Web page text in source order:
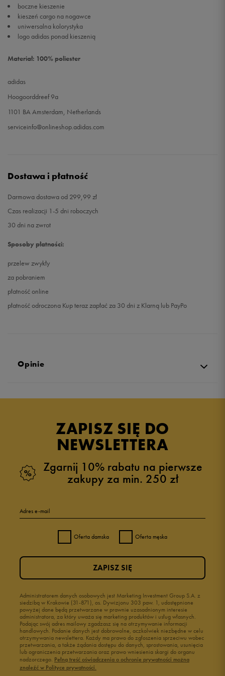
boczne kieszenie
kieszeń cargo na nogawce
uniwersalna kolorystyka
logo adidas ponad kieszenią
Materiał: 100% poliester
adidas
Hoogoorddreef 9a
1101 BA Amsterdam, Netherlands
serviceinfo@onlineshop.adidas.com
Dostawa i płatność
Darmowa dostawa od 299,99 zł
Czas realizacji 1-5 dni roboczych
30 dni na zwrot
Sposoby płatności:
przelew zwykły
za pobraniem
płatność online
płatność odroczona Kup teraz zapłać za 30 dni z Klarną lub PayPo
Opinie
5.0
zebranych i zweryfikowanych przez
4 0%
1 0%
Jak zbieramy opinie?
ZAPISZ SIĘ DO
NEWSLETTERA
Zgarnij 10% rabatu na pierwsze
zakupy za min. 250 zł
Adres e-mail
Oferta damska Oferta męska
Administratorem danych osobowych jest Marketing Investment Group S.A. z
siedzibą w Krakowie (31-871), os. Dywizjonu 303 paw. 1, udostępnione
powyżej dane będą przetwarzane w prawnie uzasadnionym interesie
administratora, za który uważa się marketing produktów i usług własnych.
Podając swój adres mailowy zgadzasz się na otrzymywanie informacji
handlowych. Podanie danych jest dobrowolne, aczkolwiek niezbędne w celu
otrzymywania newslettera. Każdy ma prawo do zgłoszenia sprzeciwu wobec
przetwarzania, a także żądania dostępu do danych, sprostowania, usunięcia
lub ograniczenia przetwarzania oraz prawo wniesienia skargi do organu
nadzorczego. Pełną treść oświadczenia o ochronie prywatności można
znaleźć w Polityce prywatności.
ZAPISZ SIĘ